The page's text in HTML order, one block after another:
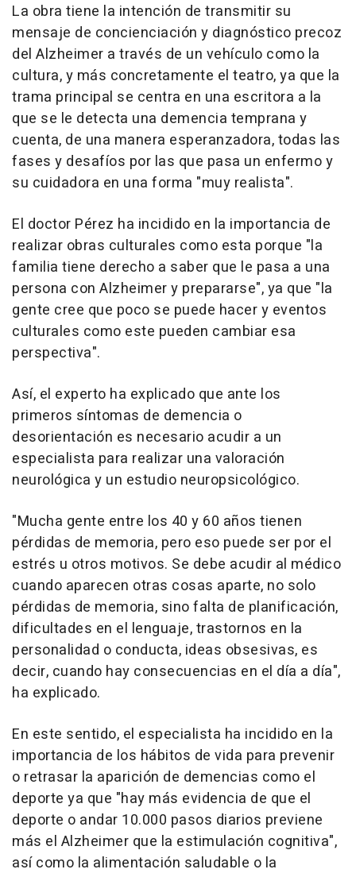
La obra tiene la intención de transmitir su
mensaje de concienciación y diagnóstico precoz
del Alzheimer a través de un vehículo como la
cultura, y más concretamente el teatro, ya que la
trama principal se centra en una escritora a la
que se le detecta una demencia temprana y
cuenta, de una manera esperanzadora, todas las
fases y desafíos por las que pasa un enfermo y
su cuidadora en una forma "muy realista".
El doctor Pérez ha incidido en la importancia de
realizar obras culturales como esta porque "la
familia tiene derecho a saber que le pasa a una
persona con Alzheimer y prepararse", ya que "la
gente cree que poco se puede hacer y eventos
culturales como este pueden cambiar esa
perspectiva".
Así, el experto ha explicado que ante los
primeros síntomas de demencia o
desorientación es necesario acudir a un
especialista para realizar una valoración
neurológica y un estudio neuropsicológico.
"Mucha gente entre los 40 y 60 años tienen
pérdidas de memoria, pero eso puede ser por el
estrés u otros motivos. Se debe acudir al médico
cuando aparecen otras cosas aparte, no solo
pérdidas de memoria, sino falta de planificación,
dificultades en el lenguaje, trastornos en la
personalidad o conducta, ideas obsesivas, es
decir, cuando hay consecuencias en el día a día",
ha explicado.
En este sentido, el especialista ha incidido en la
importancia de los hábitos de vida para prevenir
o retrasar la aparición de demencias como el
deporte ya que "hay más evidencia de que el
deporte o andar 10.000 pasos diarios previene
más el Alzheimer que la estimulación cognitiva",
así como la alimentación saludable o la